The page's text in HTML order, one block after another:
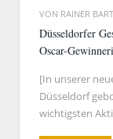
VON RAINER
Düsseldorfer
Oscar-
[In unserer
Düsseldorf
wichtigsten